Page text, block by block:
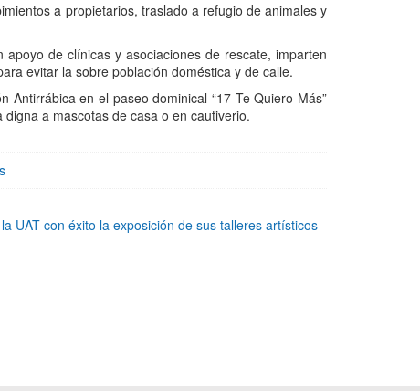
a propietarios, traslado a refugio de animales y
de clínicas y asociaciones de rescate, imparten
evitar la sobre población doméstica y de calle.
en el paseo dominical “17 Te Quiero Más”
a mascotas de casa o en cautiverio.
UAT con éxito la exposición de sus talleres artísticos